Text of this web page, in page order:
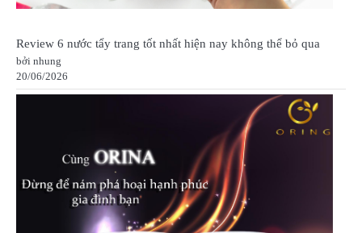
Review 6 nước tẩy trang tốt nhất hiện nay không thể bỏ qua
bởi nhung
20/06/2026